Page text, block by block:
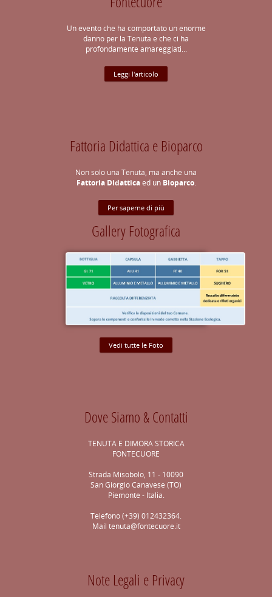
Un evento che ha comportato un enorme
danno per la Tenuta e che ci ha
profondamente amareggiati...
Leggi l'articolo
Fattoria Didattica e Bioparco
Non solo una Tenuta, ma anche una
Fattoria Didatticaed un Bioparco.
Per saperne di più
Gallery Fotografica
Vedi tutte le Foto
Dove Siamo & Contatti
TENUTA E DIMORA STORICA
FONTECUORE
Strada Misobolo, 11 - 10090
San Giorgio Canavese (TO)
Piemonte - Italia.
Telefono (+39) 012432364.
Mail tenuta@fontecuore.it
Note Legali e Privacy